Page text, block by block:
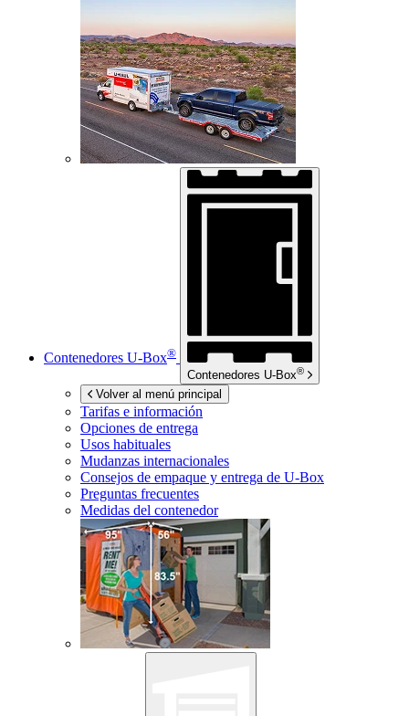
Contenedores U-Box®
Contenedores U-Box®
Volver al menú principal
Tarifas e información
Opciones de entrega
Usos habituales
Mudanzas internacionales
Consejos de empaque y entrega de U-Box
Preguntas frecuentes
Medidas del contenedor